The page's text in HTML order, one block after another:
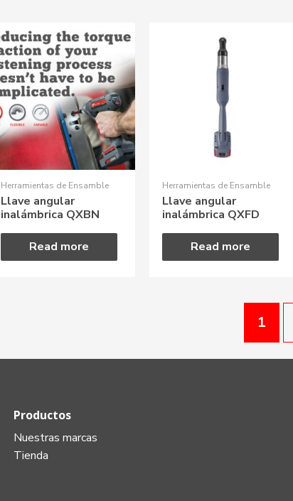
Herramientas de Ensamble
Llave angular
inalámbrica QXBN
Read more
Herramientas de Ensamble
Llave angular
inalámbrica QXFD
Read more
1
Productos
Nuestras marcas
Tienda